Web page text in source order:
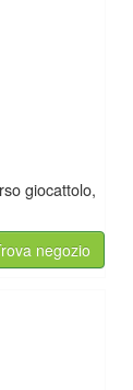
giocattolo,
negozio